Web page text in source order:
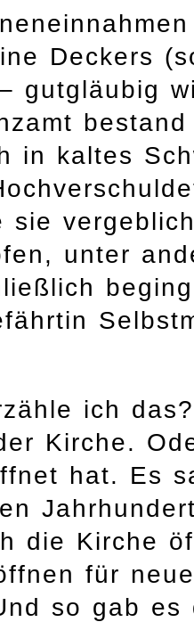
Deckers
gutgläubig
in kaltes
sie
unter
ich
Kirche.
hat. Es
die Kirche
für
so gab es